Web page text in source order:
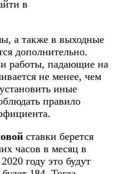
в
а также в выходные
дополнительно.
работы, падающие на
не менее, чем
иные
правило
ставки берется
часов в месяц в
году это будут